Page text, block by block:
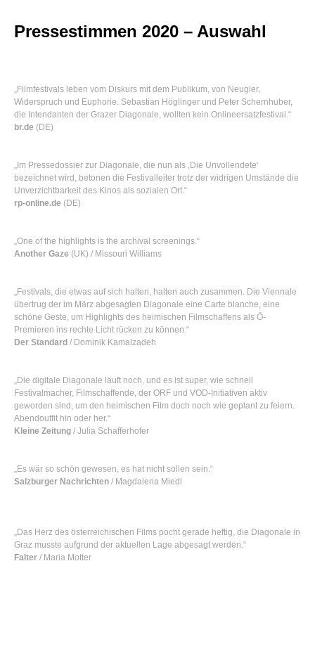
Pressestimmen 2020 – Auswahl
„Filmfestivals leben vom Diskurs mit dem Publikum, von Neugier,
Widerspruch und Euphorie. Sebastian Höglinger und Peter Schernhuber,
die Intendanten der Grazer Diagonale, wollten kein Onlineersatzfestival.“
br.de (DE)
„Im Pressedossier zur Diagonale, die nun als ‚Die Unvollendete‘
bezeichnet wird, betonen die Festivalleiter trotz der widrigen Umstände die
Unverzichtbarkeit des Kinos als sozialen Ort.“
rp-online.de (DE)
„One of the highlights is the archival screenings.“
Another Gaze (UK) / Missouri Williams
„Festivals, die etwas auf sich halten, halten auch zusammen. Die Viennale
übertrug der im März abgesagten Diagonale eine Carte blanche, eine
schöne Geste, um Highlights des heimischen Filmschaffens als Ö-
Premieren ins rechte Licht rücken zu können.“
Der Standard / Dominik Kamalzadeh
„Die digitale Diagonale läuft noch, und es ist super, wie schnell
Festivalmacher, Filmschaffende, der ORF und VOD-Initiativen aktiv
geworden sind, um den heimischen Film doch noch wie geplant zu feiern.
Abendoutfit hin oder her.“
Kleine Zeitung / Julia Schafferhofer
„Es wär so schön gewesen, es hat nicht sollen sein.“
Salzburger Nachrichten / Magdalena Miedl
„Das Herz des österreichischen Films pocht gerade heftig, die Diagonale in
Graz musste aufgrund der aktuellen Lage abgesagt werden.“
Falter / Maria Motter